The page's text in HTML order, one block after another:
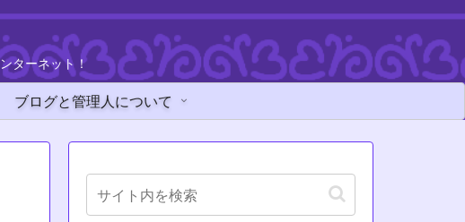
ターネット！
ブログと管理人について